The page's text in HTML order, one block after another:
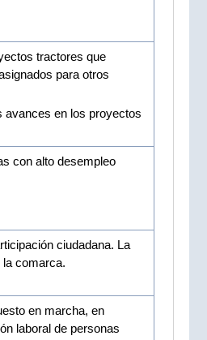
tractores que
para otros
en los proyectos
con alto desempleo
ciudadana. La
la comarca.
en marcha, en
laboral de personas